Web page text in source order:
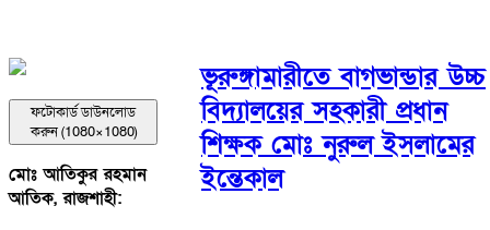
ফটোকার্ড ডাউনলোড
করুন (1080×1080)
মোঃ আতিকুর রহমান
আতিক, রাজশাহী:
ভূরুঙ্গামারীতে বাগভান্ডার উচ্চ
বিদ্যালয়ের সহকারী প্রধান
শিক্ষক মোঃ নুরুল ইসলামের
ইন্তেকাল